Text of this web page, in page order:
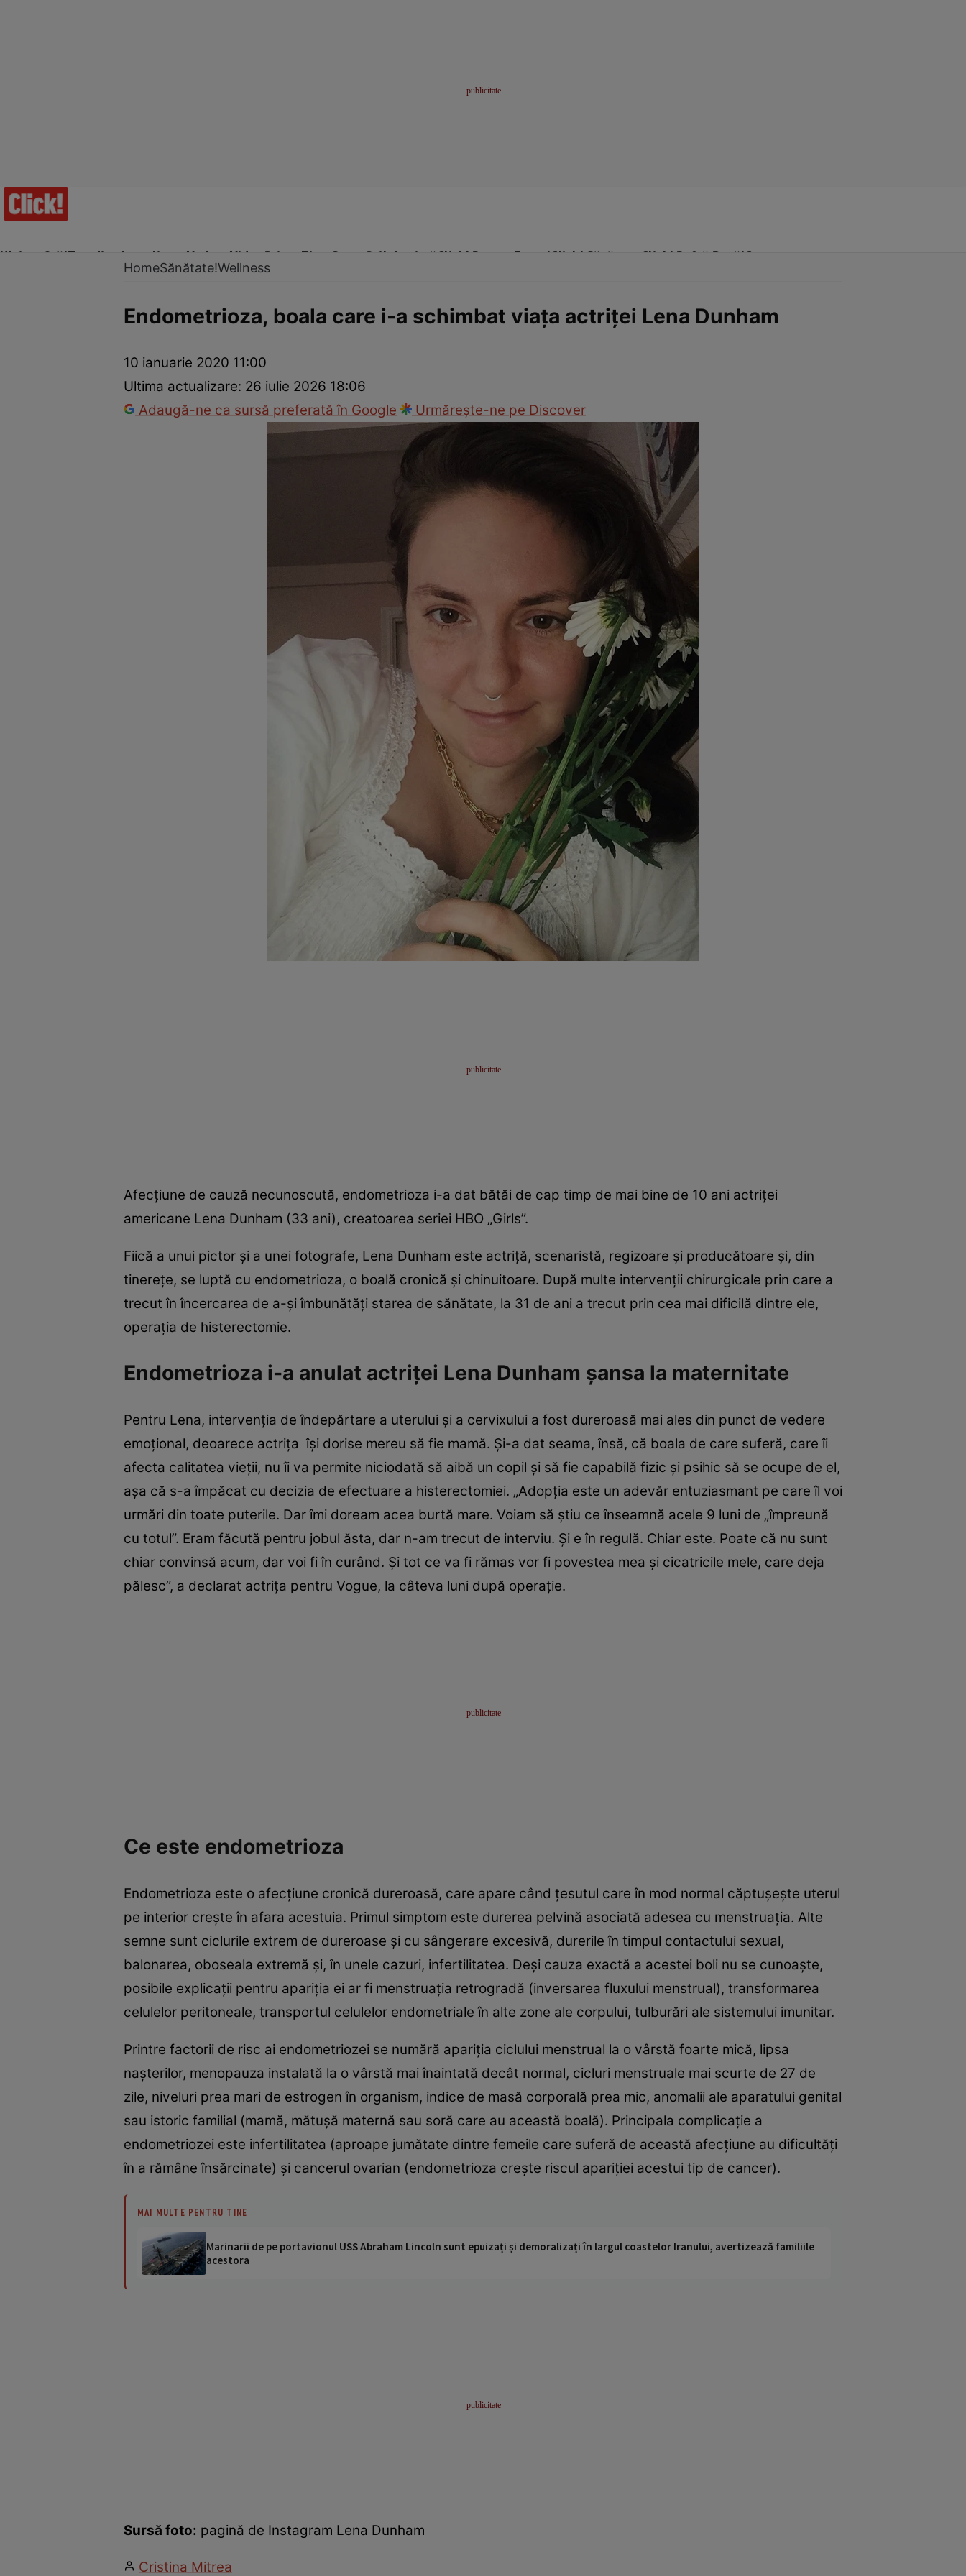
Ultima Oră!Trending Actualitate Vedete Video Prime Time SportStil de viațăClick! Pentru FemeiClick! Sănătate Click! Poftă Bună!Contact
Prevenție și tratamentRemedii naturisteMedicii răspund
HomeSănătate!Wellness
Endometrioza, boala care i-a schimbat viaţa actriţei Lena Dunham
10 ianuarie 2020 11:00
Ultima actualizare: 26 iulie 2026 18:06
Adaugă-ne ca sursă preferată în Google
Urmărește-ne pe Discover
Afecţiune de cauză necunoscută, endometrioza i-a dat bătăi de cap timp de mai bine de 10 ani actriţei
americane Lena Dunham (33 ani), creatoarea seriei HBO „Girls”.
Fiică a unui pictor şi a unei fotografe, Lena Dunham este actriţă, scenaristă, regizoare şi producătoare şi, din
tinereţe, se luptă cu endometrioza, o boală cronică şi chinuitoare. După multe intervenţii chirurgicale prin care a
trecut în încercarea de a-şi îmbunătăţi starea de sănătate, la 31 de ani a trecut prin cea mai dificilă dintre ele,
operaţia de histerectomie.
Endometrioza i-a anulat actriţei Lena Dunham şansa la maternitate
Pentru Lena, intervenţia de îndepărtare a uterului şi a cervixului a fost dureroasă mai ales din punct de vedere
emoţional, deoarece actriţa îşi dorise mereu să fie mamă. Şi-a dat seama, însă, că boala de care suferă, care îi
afecta calitatea vieţii, nu îi va permite niciodată să aibă un copil şi să fie capabilă fizic şi psihic să se ocupe de el,
aşa că s-a împăcat cu decizia de efectuare a histerectomiei. „Adopţia este un adevăr entuziasmant pe care îl voi
urmări din toate puterile. Dar îmi doream acea burtă mare. Voiam să ştiu ce înseamnă acele 9 luni de „împreună
cu totul”. Eram făcută pentru jobul ăsta, dar n-am trecut de interviu. Şi e în regulă. Chiar este. Poate că nu sunt
chiar convinsă acum, dar voi fi în curând. Şi tot ce va fi rămas vor fi povestea mea şi cicatricile mele, care deja
pălesc”, a declarat actriţa pentru Vogue, la câteva luni după operaţie.
Ce este endometrioza
Endometrioza este o afecţiune cronică dureroasă, care apare când ţesutul care în mod normal căptuşeşte uterul
pe interior creşte în afara acestuia. Primul simptom este durerea pelvină asociată adesea cu menstruaţia. Alte
semne sunt ciclurile extrem de dureroase şi cu sângerare excesivă, durerile în timpul contactului sexual,
balonarea, oboseala extremă şi, în unele cazuri, infertilitatea. Deşi cauza exactă a acestei boli nu se cunoaşte,
posibile explicaţii pentru apariţia ei ar fi menstruaţia retrogradă (inversarea fluxului menstrual), transformarea
celulelor peritoneale, transportul celulelor endometriale în alte zone ale corpului, tulburări ale sistemului imunitar.
Printre factorii de risc ai endometriozei se numără apariţia ciclului menstrual la o vârstă foarte mică, lipsa
naşterilor, menopauza instalată la o vârstă mai înaintată decât normal, cicluri menstruale mai scurte de 27 de
zile, niveluri prea mari de estrogen în organism, indice de masă corporală prea mic, anomalii ale aparatului genital
sau istoric familial (mamă, mătuşă maternă sau soră care au această boală). Principala complicaţie a
endometriozei este infertilitatea (aproape jumătate dintre femeile care suferă de această afecţiune au dificultăţi
în a rămâne însărcinate) şi cancerul ovarian (endometrioza creşte riscul apariţiei acestui tip de cancer).
MAI MULTE PENTRU TINE
Marinarii de pe portavionul USS Abraham Lincoln sunt epuizați și demoralizați în largul coastelor Iranului, avertizează familiile
acestora
Sursă foto: pagină de Instagram Lena Dunham
Cristina Mitrea